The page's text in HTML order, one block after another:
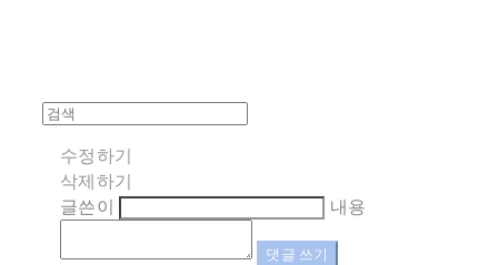
수정하기
삭제하기
글쓴이
내용
댓글 쓰기